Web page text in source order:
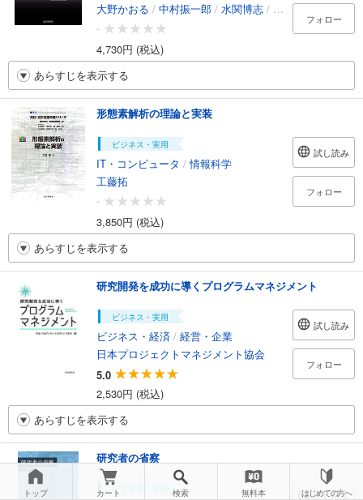
大野かおる / 中村振一郎 / 水関博志 / 佐原亮二
-
4,730円 (税込)
フォロー
あらすじを表示する
形態素解析の理論と実装
ビジネス・実用
IT・コンピュータ /情報科学
工藤拓
-
3,850円 (税込)
試し読み
フォロー
あらすじを表示する
研究開発を成功に導くプログラムマネジメント
ビジネス・実用
ビジネス・経済 / 経営・企業
日本プロジェクトマネジメント協会
5.0
2,530円 (税込)
試し読み
フォロー
あらすじを表示する
研究者の省察
ビジネス・実用
試し読み
トップ カート 検索 無料本 はじめての方へ